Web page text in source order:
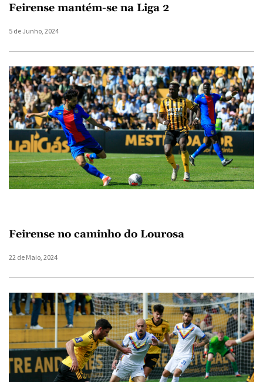
Feirense mantém-se na Liga 2
5 de Junho, 2024
Feirense no caminho do Lourosa
22 de Maio, 2024